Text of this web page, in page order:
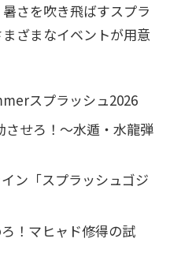
さを吹き飛ばすスプラ
ざまなイベントが用意
スプラッシュ2026
させろ！～水遁・水龍弾
ン「スプラッシュゴジ
！マヒャド修得の試